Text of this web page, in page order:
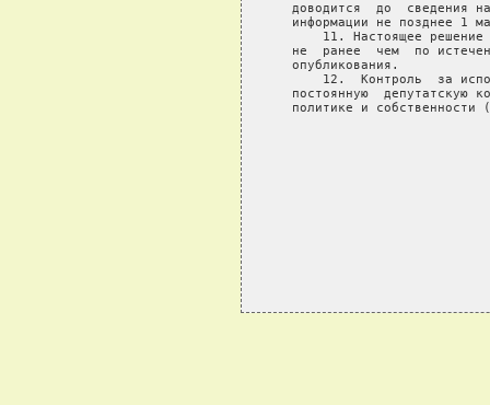
доводится  до  сведения
информации не позднее 1
11. Настоящее
не  ранее  чем  по
   опубликования.
12.  Контроль  за
постоянную  депутатскую
политике и собственности